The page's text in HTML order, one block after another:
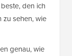
den ich
zu sehen, wie
genau, wie